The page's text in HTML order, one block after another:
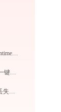
mastercam 打开Mastercam.exe找不到vcruntime140.dll怎么办
zint.dll丢失？官方免费修复工具32/64位一键修复
ViPlayer VSPlayer.exe系统错误qt5gui.dll丢失如何解决